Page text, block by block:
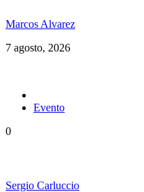
Marcos Alvarez
7 agosto, 2026
Evento
0
Sergio Carluccio